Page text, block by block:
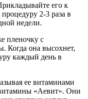
его к
2-3 раза в
недели.
пленочку с
Когда она высохнет,
каждый день в
ее витаминами
«Аевит». Они